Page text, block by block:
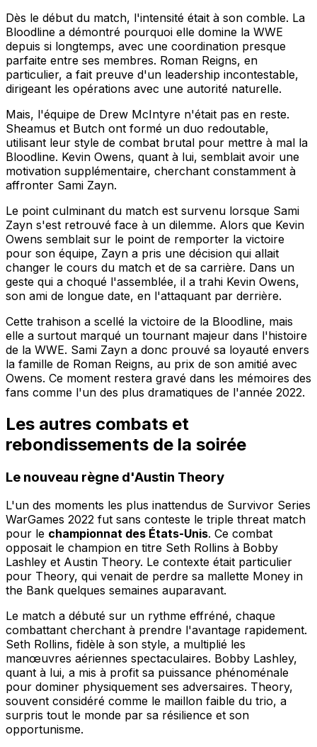
Dès le début du match, l'intensité était à son comble. La
Bloodline a démontré pourquoi elle domine la WWE
depuis si longtemps, avec une coordination presque
parfaite entre ses membres. Roman Reigns, en
particulier, a fait preuve d'un leadership incontestable,
dirigeant les opérations avec une autorité naturelle.
Mais, l'équipe de Drew McIntyre n'était pas en reste.
Sheamus et Butch ont formé un duo redoutable,
utilisant leur style de combat brutal pour mettre à mal la
Bloodline. Kevin Owens, quant à lui, semblait avoir une
motivation supplémentaire, cherchant constamment à
affronter Sami Zayn.
Le point culminant du match est survenu lorsque Sami
Zayn s'est retrouvé face à un dilemme. Alors que Kevin
Owens semblait sur le point de remporter la victoire
pour son équipe, Zayn a pris une décision qui allait
changer le cours du match et de sa carrière. Dans un
geste qui a choqué l'assemblée, il a trahi Kevin Owens,
son ami de longue date, en l'attaquant par derrière.
Cette trahison a scellé la victoire de la Bloodline, mais
elle a surtout marqué un tournant majeur dans l'histoire
de la WWE. Sami Zayn a donc prouvé sa loyauté envers
la famille de Roman Reigns, au prix de son amitié avec
Owens. Ce moment restera gravé dans les mémoires des
fans comme l'un des plus dramatiques de l'année 2022.
Les autres combats et
rebondissements de la soirée
Le nouveau règne d'Austin Theory
L'un des moments les plus inattendus de Survivor Series
WarGames 2022 fut sans conteste le triple threat match
pour le championnat des États-Unis. Ce combat
opposait le champion en titre Seth Rollins à Bobby
Lashley et Austin Theory. Le contexte était particulier
pour Theory, qui venait de perdre sa mallette Money in
the Bank quelques semaines auparavant.
Le match a débuté sur un rythme effréné, chaque
combattant cherchant à prendre l'avantage rapidement.
Seth Rollins, fidèle à son style, a multiplié les
manœuvres aériennes spectaculaires. Bobby Lashley,
quant à lui, a mis à profit sa puissance phénoménale
pour dominer physiquement ses adversaires. Theory,
souvent considéré comme le maillon faible du trio, a
surpris tout le monde par sa résilience et son
opportunisme.